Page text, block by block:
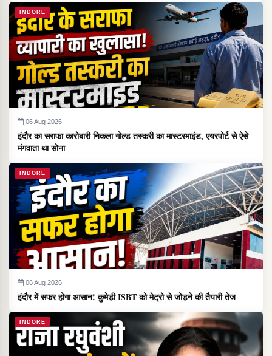
INDORE
06 Aug 2026
इंदौर का सराफा कारोबारी निकला गोल्ड तस्करी का मास्टरमाइंड, एयरपोर्ट से ऐसे
मंगवाता था सोना
INDORE
06 Aug 2026
इंदौर में सफर होगा आसान! कुमेड़ी ISBT को मेट्रो से जोड़ने की तैयारी तेज
INDORE